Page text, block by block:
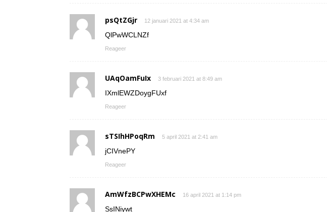
psQtZGjr 12 januari 2021 at 4:34 am
QlPwWCLNZf
Reageer
UAqOamFuIx 3 februari 2021 at 8:49 am
IXmlEWZDoygFUxf
Reageer
sTSIhHPoqRm 5 april 2021 at 2:41 am
jCIVnePY
Reageer
AmWfzBCPwXHEMc 16 april 2021 at 1:14 pm
SsINiywt